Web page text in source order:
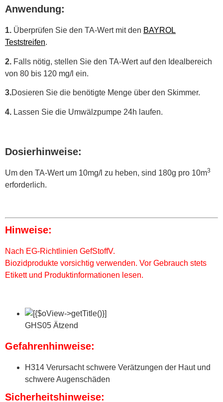
Anwendung:
1. Überprüfen Sie den TA-Wert mit den BAYROL
Teststreifen.
2. Falls nötig, stellen Sie den TA-Wert auf den Idealbereich
von 80 bis 120 mg/l ein.
3.Dosieren Sie die benötigte Menge über den Skimmer.
4. Lassen Sie die Umwälzpumpe 24h laufen.
Dosierhinweise:
Um den TA-Wert um 10mg/l zu heben, sind 180g pro 10m3
erforderlich.
Hinweise:
Nach EG-Richtlinien GefStoffV.
Biozidprodukte vorsichtig verwenden. Vor Gebrauch stets
Etikett und Produktinformationen lesen.
GHS05 Ätzend
Gefahrenhinweise:
H314 Verursacht schwere Verätzungen der Haut und
schwere Augenschäden
Sicherheitshinweise: